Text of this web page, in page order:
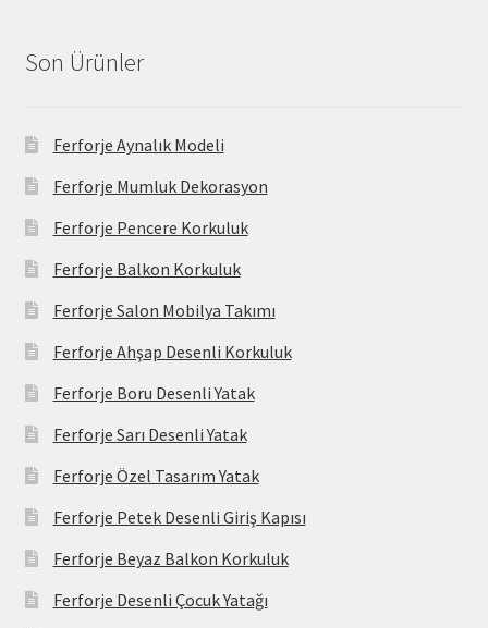
Son Ürünler
Ferforje Aynalık Modeli
Ferforje Mumluk Dekorasyon
Ferforje Pencere Korkuluk
Ferforje Balkon Korkuluk
Ferforje Salon Mobilya Takımı
Ferforje Ahşap Desenli Korkuluk
Ferforje Boru Desenli Yatak
Ferforje Sarı Desenli Yatak
Ferforje Özel Tasarım Yatak
Ferforje Petek Desenli Giriş Kapısı
Ferforje Beyaz Balkon Korkuluk
Ferforje Desenli Çocuk Yatağı